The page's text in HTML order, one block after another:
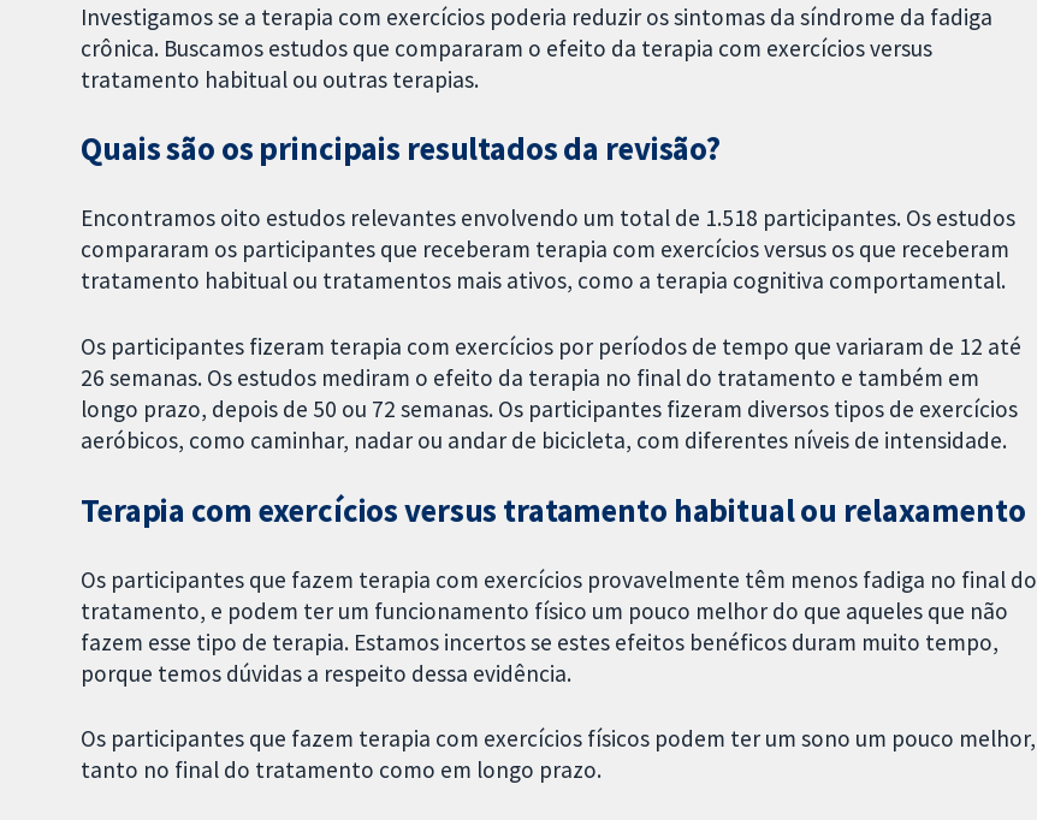
Investigamos se a terapia com exercícios poderia reduzir os sintomas da síndrome da fadiga
crônica. Buscamos estudos que compararam o efeito da terapia com exercícios versus
tratamento habitual ou outras terapias.
Quais são os principais resultados da revisão?
Encontramos oito estudos relevantes envolvendo um total de 1.518 participantes. Os estudos
compararam os participantes que receberam terapia com exercícios versus os que receberam
tratamento habitual ou tratamentos mais ativos, como a terapia cognitiva comportamental.
Os participantes fizeram terapia com exercícios por períodos de tempo que variaram de 12 até
26 semanas. Os estudos mediram o efeito da terapia no final do tratamento e também em
longo prazo, depois de 50 ou 72 semanas. Os participantes fizeram diversos tipos de exercícios
aeróbicos, como caminhar, nadar ou andar de bicicleta, com diferentes níveis de intensidade.
Terapia com exercícios versus tratamento habitual ou relaxamento
Os participantes que fazem terapia com exercícios provavelmente têm menos fadiga no final do
tratamento, e podem ter um funcionamento físico um pouco melhor do que aqueles que não
fazem esse tipo de terapia. Estamos incertos se estes efeitos benéficos duram muito tempo,
porque temos dúvidas a respeito dessa evidência.
Os participantes que fazem terapia com exercícios físicos podem ter um sono um pouco melhor,
tanto no final do tratamento como em longo prazo.